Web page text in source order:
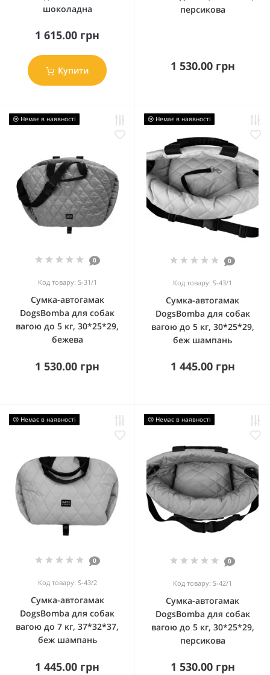
шоколадна
1 615.00 грн
Купити
персикова
1 530.00 грн
😢 Немає в наявності
0
Код товару: S-31/1
Сумка-автогамак
DogsBomba для собак
вагою до 5 кг, 30*25*29,
бежева
1 530.00 грн
😢 Немає в наявності
0
Код товару: S-43/1
Сумка-автогамак
DogsBomba для собак
вагою до 5 кг, 30*25*29,
беж шампань
1 445.00 грн
😢 Немає в наявності
0
Код товару: S-43/2
Сумка-автогамак
DogsBomba для собак
вагою до 7 кг, 37*32*37,
беж шампань
1 445.00 грн
😢 Немає в наявності
0
Код товару: S-42/1
Сумка-автогамак
DogsBomba для собак
вагою до 5 кг, 30*25*29,
персикова
1 530.00 грн